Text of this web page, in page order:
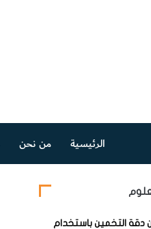
الرئيسية من نحن
التخمين باستخدام